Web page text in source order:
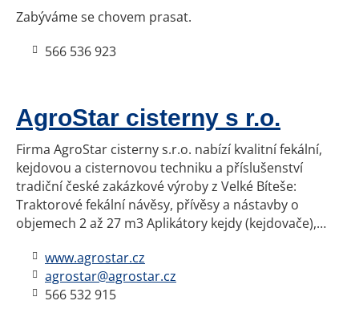
Zabýváme se chovem prasat.
566 536 923
AgroStar cisterny s r.o.
Firma AgroStar cisterny s.r.o. nabízí kvalitní fekální,
kejdovou a cisternovou techniku a příslušenství
tradiční české zakázkové výroby z Velké Bíteše:
Traktorové fekální návěsy, přívěsy a nástavby o
objemech 2 až 27 m3 Aplikátory kejdy (kejdovače),…
www.agrostar.cz
agrostar@agrostar.cz
566 532 915